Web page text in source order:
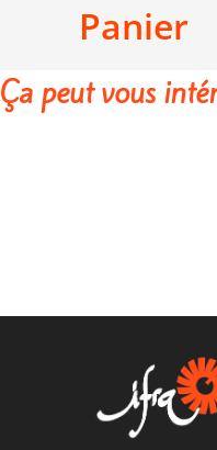
Panier
Ça peut vous